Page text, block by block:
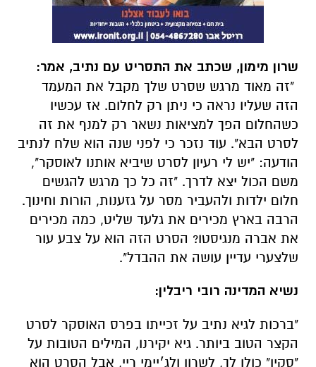
שרון מימון, שכתב את התסריט עם נתיב, אמר:
"זה מאוד מרגש שסרט שלך מקבל את המעמד
הזה שעליו נראה כי ניתן רק לחלום. אז עכשיו
כשהחלום הפך למציאות נשאר רק למנף את זה
לסרט הבא". עוד נזכר כי לפני שנה הוא שלח לנתיב
הודעה: "יש לי רעיון לסרט שיביא אותנו לאוסקר",
משם הכול יצא לדרך. "זה כל כך מרגש להגשים
חלום ילדות ולהעביר מסר על גזענות, הורות וחינוך.
הרבה בארץ מכירים את גלעד שליט, כמה מכירים
את אברה מנגיסטו? הסרט הזה הוא על צבע עור
שלצערי עדיין עושה את ההבדל".
נשיא המדינה רובי ריבלין:
"ברכות לגיא נתיב על זכייתו בפרס האוסקר לסרט
הקצר הטוב ביותר. גיא יקירנו, המילים הטובות על
"סקין" כולן לך, לשרון ולג׳יימי ריי, אבל הסרט הוא